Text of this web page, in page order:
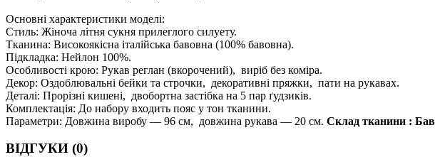
Основні характеристики моделі:
Стиль: Жіноча літня сукня прилеглого силуету.
Тканина: Високоякісна італійська бавовна (100% бавовна).
Підкладка: Нейлон 100%.
Особливості крою: Рукав реглан (вкорочений), виріб без коміра.
Декор: Оздоблювальні бейки та строчки, декоративні пряжки, пати на рукавах.
Деталі: Прорізні кишені, двобортна застібка на 5 пар ґудзиків.
Комплектація: До набору входить пояс у тон тканини.
Параметри: Довжина виробу — 96 см, довжина рукава — 20 см. Склад тканини :
ВІДГУКИ (0)